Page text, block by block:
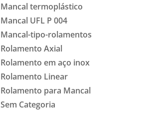
Mancal termoplástico
Mancal UFL P 004
Mancal-tipo-rolamentos
Rolamento Axial
Rolamento em aço inox
Rolamento Linear
Rolamento para Mancal
Sem Categoria